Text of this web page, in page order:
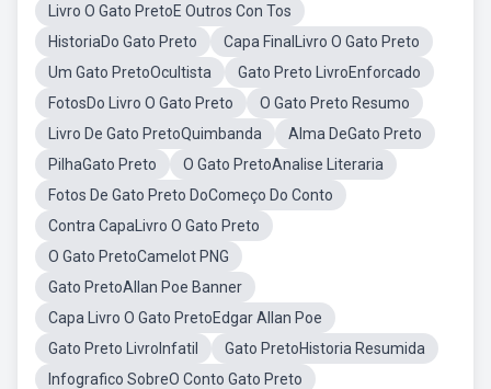
Livro O Gato PretoE Outros Con Tos
HistoriaDo Gato Preto
Capa FinalLivro O Gato Preto
Um Gato PretoOcultista
Gato Preto LivroEnforcado
FotosDo Livro O Gato Preto
O Gato Preto Resumo
Livro De Gato PretoQuimbanda
Alma DeGato Preto
PilhaGato Preto
O Gato PretoAnalise Literaria
Fotos De Gato Preto DoComeço Do Conto
Contra CapaLivro O Gato Preto
O Gato PretoCamelot PNG
Gato PretoAllan Poe Banner
Capa Livro O Gato PretoEdgar Allan Poe
Gato Preto LivroInfatil
Gato PretoHistoria Resumida
Infografico SobreO Conto Gato Preto